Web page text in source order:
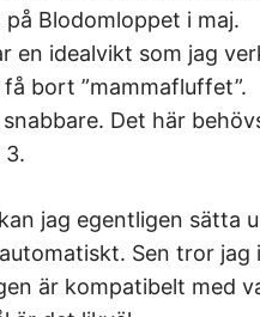
Blodomloppet i maj.
en idealvikt som jag
bort ”mammafluffet”.
Det här
3.
jag egentligen sätta
Sen tror jag
är kompatibelt med